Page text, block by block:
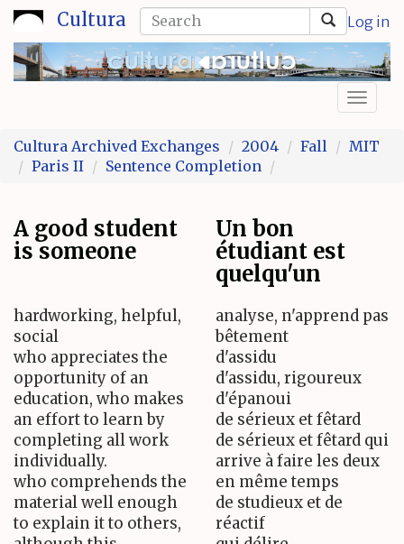
Skip
to
main
content
Cultura Log in
Search
form
Search
Cultura Archived Exchanges
2004 Fall
MIT
Paris II
Sentence Completion
A good student
is someone
Un bon
étudiant est
quelqu'un
hardworking, helpful,
social
who appreciates the
opportunity of an
education, who makes
an effort to learn by
completing all work
individually.
who comprehends the
material well enough
to explain it to others,
analyse, n'apprend pas
bêtement
d'assidu
d'assidu, rigoureux
d'épanoui
de sérieux et fêtard
de sérieux et fêtard qui
arrive à faire les deux
en même temps
de studieux et de
réactif